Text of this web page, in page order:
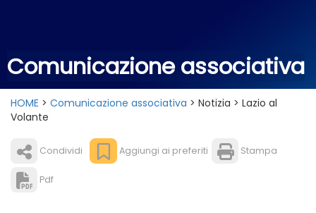
Comunicazione associativa
HOME > Comunicazione associativa > Notizia > Lazio al
Volante
Condividi Aggiungi ai preferiti Stampa
Pdf